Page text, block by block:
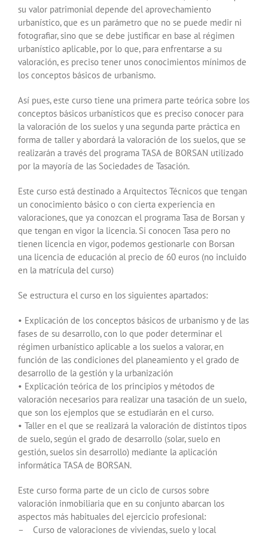
su valor patrimonial depende del aprovechamiento
urbanístico, que es un parámetro que no se puede medir ni
fotografiar, sino que se debe justificar en base al régimen
urbanístico aplicable, por lo que, para enfrentarse a su
valoración, es preciso tener unos conocimientos mínimos de
los conceptos básicos de urbanismo.
Así pues, este curso tiene una primera parte teórica sobre los
conceptos básicos urbanísticos que es preciso conocer para
la valoración de los suelos y una segunda parte práctica en
forma de taller y abordará la valoración de los suelos, que se
realizarán a través del programa TASA de BORSAN utilizado
por la mayoría de las Sociedades de Tasación.
Este curso está destinado a Arquitectos Técnicos que tengan
un conocimiento básico o con cierta experiencia en
valoraciones, que ya conozcan el programa Tasa de Borsan y
que tengan en vigor la licencia. Si conocen Tasa pero no
tienen licencia en vigor, podemos gestionarle con Borsan
una licencia de educación al precio de 60 euros (no incluido
en la matrícula del curso)
Se estructura el curso en los siguientes apartados:
• Explicación de los conceptos básicos de urbanismo y de las
fases de su desarrollo, con lo que poder determinar el
régimen urbanístico aplicable a los suelos a valorar, en
función de las condiciones del planeamiento y el grado de
desarrollo de la gestión y la urbanización
• Explicación teórica de los principios y métodos de
valoración necesarios para realizar una tasación de un suelo,
que son los ejemplos que se estudiarán en el curso.
• Taller en el que se realizará la valoración de distintos tipos
de suelo, según el grado de desarrollo (solar, suelo en
gestión, suelos sin desarrollo) mediante la aplicación
informática TASA de BORSAN.
Este curso forma parte de un ciclo de cursos sobre
valoración inmobiliaria que en su conjunto abarcan los
aspectos más habituales del ejercicio profesional:
– Curso de valoraciones de viviendas, suelo y local